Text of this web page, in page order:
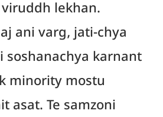
lekhan.
ani varg, jati-chya
soshanachya karnant
minority mostu
asat. Te samzoni